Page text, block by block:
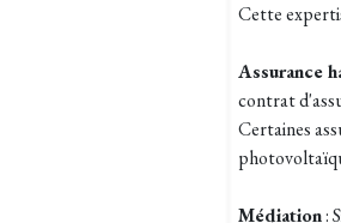
Cette
Assurance
contrat
Certaines
Médiation: